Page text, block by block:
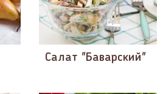
Салат "Баварский"